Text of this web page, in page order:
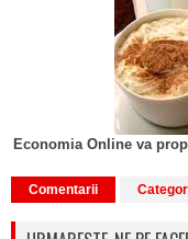
Economia Online va
Comentarii